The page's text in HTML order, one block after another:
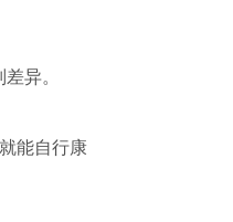
异。
能自行康